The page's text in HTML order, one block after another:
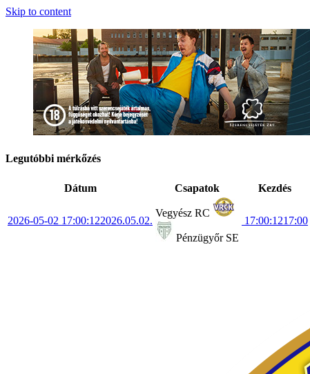
Skip to content
Legutóbbi mérkőzés
Dátum Csapatok Kezdés
2026-05-02 17:00:122026.05.02.
Vegyész RC
Pénzügyőr SE
17:00:1217:00